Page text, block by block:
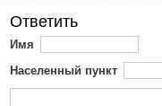
Ответить
Имя
Населенный пункт